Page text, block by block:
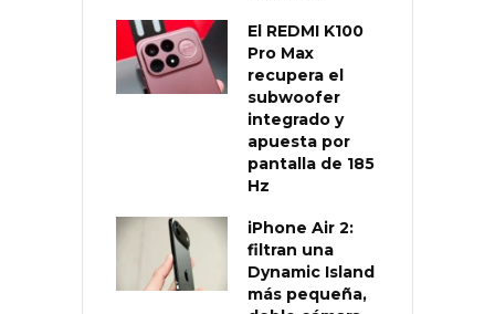
El REDMI K100
Pro Max
recupera el
subwoofer
integrado y
apuesta por
pantalla de 185
Hz
iPhone Air 2:
filtran una
Dynamic Island
más pequeña,